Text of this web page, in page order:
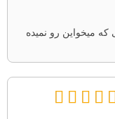
میخواین رو نمیده